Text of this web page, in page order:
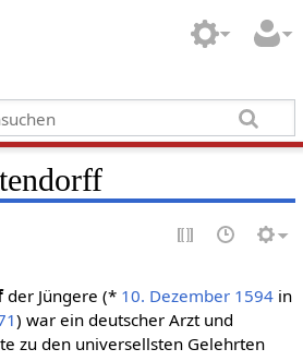
der Jüngere (* 10. Dezember 1594in
) war ein deutscher Arzt und
zu den universellsten Gelehrten